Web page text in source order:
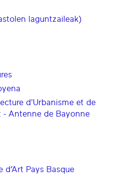
laguntzaileak)
d'Urbanisme et de
- Antenne de Bayonne
d’Art Pays Basque